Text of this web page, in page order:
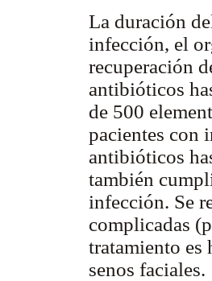
La duración
infección, el
recuperación
antibióticos
de 500
pacientes con
antibióticos
también
infección. Se
complicadas
tratamiento es
senos faciales.